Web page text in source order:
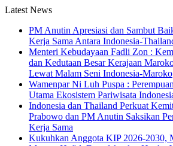
Latest News
PM Anutin Apresiasi dan Sambut
Kerja Sama Antara Indonesia-
Menteri Kebudayaan Fadli Zon :
dan Kedutaan Besar Kerajaan
Lewat Malam Seni Indonesia-Maroko
Wamenpar Ni Luh Puspa :
Utama Ekosistem Pariwisata
Indonesia dan Thailand Perkuat
Prabowo dan PM Anutin Saksikan
Kerja Sama
Kukuhkan Anggota KIP 2026-2030,